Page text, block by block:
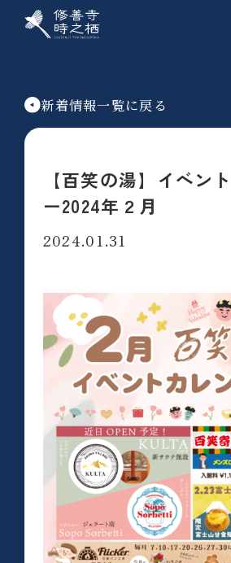
新着情報一覧に戻る
【百笑の湯】イベン
ー2024年２月
2024.01.31